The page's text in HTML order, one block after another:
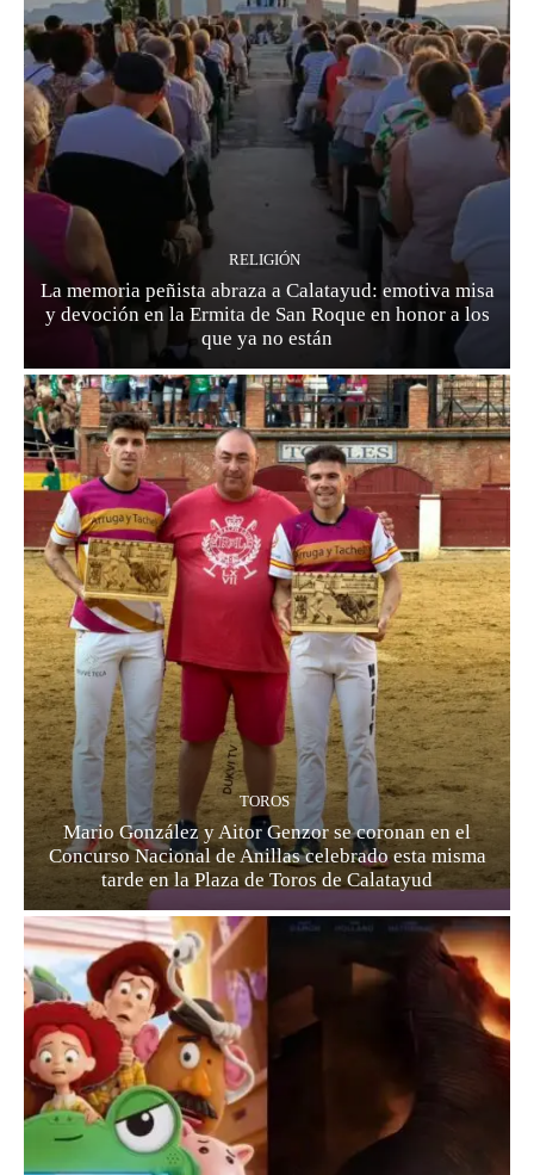
RELIGIÓN
La memoria peñista abraza a Calatayud: emotiva misa
y devoción en la Ermita de San Roque en honor a los
que ya no están
TOROS
Mario González y Aitor Genzor se coronan en el
Concurso Nacional de Anillas celebrado esta misma
tarde en la Plaza de Toros de Calatayud